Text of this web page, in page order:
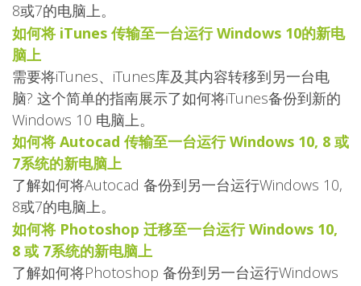
8或7的电脑上。
如何将 iTunes 传输至一台运行 Windows 10的新电
脑上
需要将iTunes、iTunes库及其内容转移到另一台电
脑? 这个简单的指南展示了如何将iTunes备份到新的
Windows 10 电脑上。
如何将 Autocad 传输至一台运行 Windows 10, 8 或
7系统的新电脑上
了解如何将Autocad 备份到另一台运行Windows 10,
8或7的电脑上。
如何将 Photoshop 迁移至一台运行 Windows 10,
8 或 7系统的新电脑上
了解如何将Photoshop 备份到另一台运行Windows